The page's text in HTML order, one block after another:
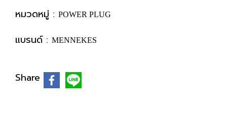
หมวดหมู่ : POWER PLUG
แบรนด์ : MENNEKES
Share